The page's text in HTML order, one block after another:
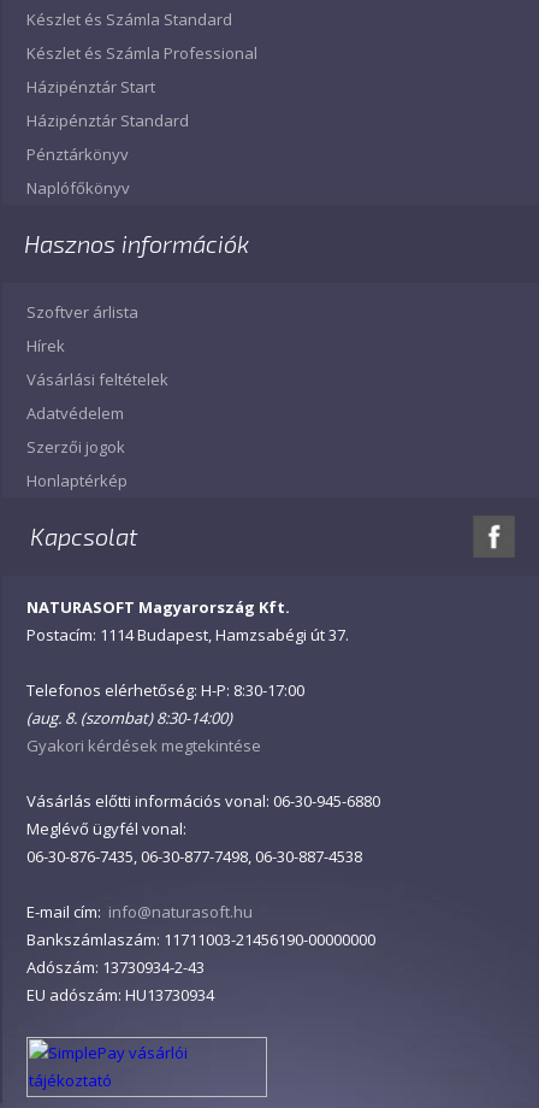
Készlet és Számla Standard
Készlet és Számla Professional
Házipénztár Start
Házipénztár Standard
Pénztárkönyv
Naplófőkönyv
Hasznos információk
Szoftver árlista
Hírek
Vásárlási feltételek
Adatvédelem
Szerzői jogok
Honlaptérkép
Kapcsolat
NATURASOFT Magyarország Kft.
Postacím: 1114 Budapest, Hamzsabégi út 37.
Telefonos elérhetőség: H-P: 8:30-17:00
(aug. 8. (szombat) 8:30-14:00)
Gyakori kérdések megtekintése
Vásárlás előtti információs vonal: 06-30-945-6880
Meglévő ügyfél vonal:
06-30-876-7435, 06-30-877-7498, 06-30-887-4538
E-mail cím: info@naturasoft.hu
Bankszámlaszám: 11711003-21456190-00000000
Adószám: 13730934-2-43
EU adószám: HU13730934